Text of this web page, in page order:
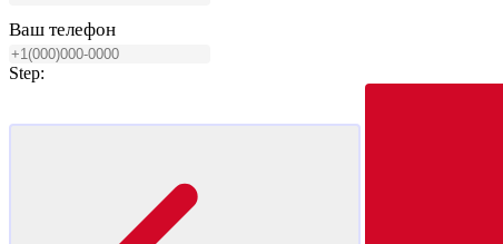
Ваш телефон
Step: